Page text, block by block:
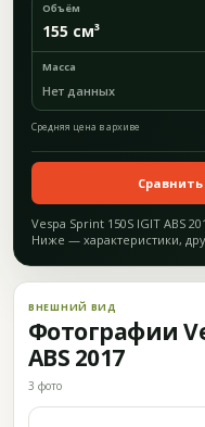
Объём
155 см³
Масса
Нет данных
Средняя цена в архиве
Vespa Sprint 150S IGIT ABS
Ниже — характеристики,
ВНЕШНИЙ ВИД
Фотографии
ABS 2017
3 фото